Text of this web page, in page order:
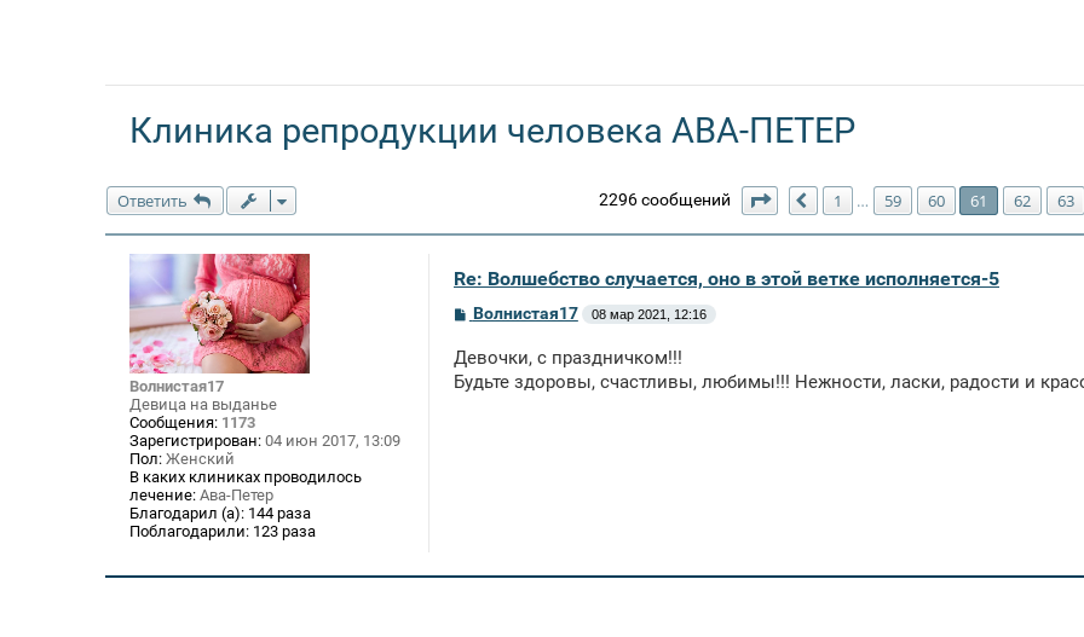
Клиника репродукции человека АВА-ПЕТЕР
Ответить 2296 сообщений Страница 61 из66
Пред.
1 … 59 60 61 62 63
Волнистая17
Девица на выданье
Сообщения: 1173
Зарегистрирован: 04 июн 2017, 13:09
Пол: Женский
В каких клиниках проводилось
лечение: Ава-Петер
Благодарил (а): 144 раза
Поблагодарили: 123 раза
Re: Волшебство случается, оно в этой ветке исполняется-5
С
б
щ
е
Волнистая17 08 мар 2021, 12:16
Девочки, с праздничком!!!
Будьте здоровы, счастливы, любимы!!! Нежности, ласки, радости и